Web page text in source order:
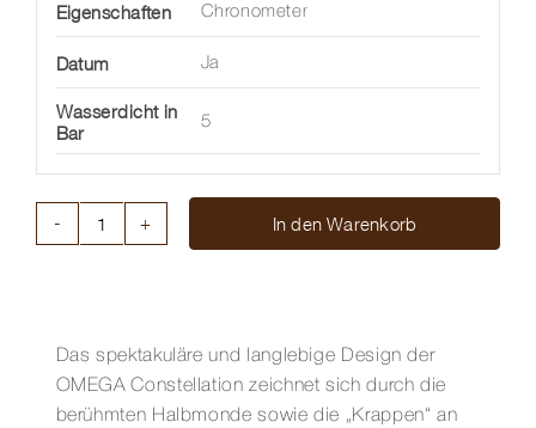
Eigenschaften Chronometer
Datum Ja
Wasserdicht in
Bar
5
CHRONOMETER
39
MM
In den Warenkorb
Das spektakuläre und langlebige Design der
OMEGA Constellation zeichnet sich durch die
berühmten Halbmonde sowie die „Krappen“ an